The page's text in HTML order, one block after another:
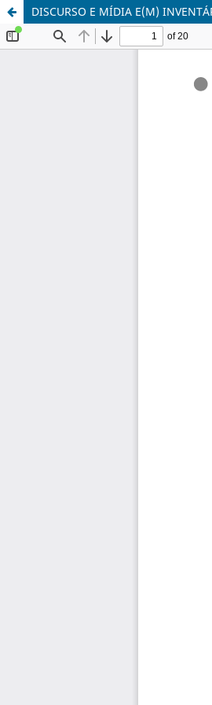
DISCURSO E MÍDIA E(M)